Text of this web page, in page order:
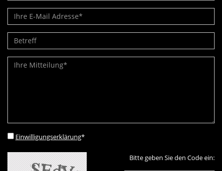
Einwilligungserklärung*
Bitte geben Sie den Code ein: